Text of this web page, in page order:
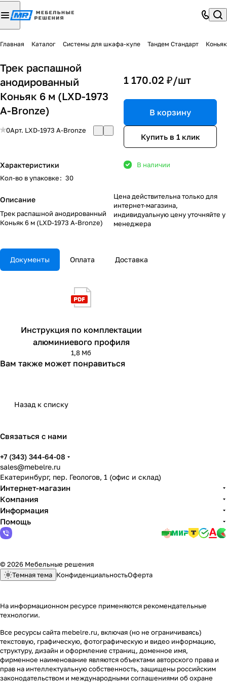
Главная Каталог Системы для шкафа-купе Тандем Стандарт
Трек распашной
анодированный
Коньяк 6 м (LXD-1973
A-Bronze)
0Арт. LXD-1973 A-Bronze
Характеристики
Кол-во в упаковке: 30
Описание
Трек распашной анодированный
Коньяк 6 м (LXD-1973 A-Bronze)
1 170.02 ₽/шт
В корзину
Купить в 1 клик
В наличии
Цена действительна только для
интернет-магазина,
индивидуальную цену уточняйте у
менеджера
Документы Оплата Доставка
Инструкция по комплектации
алюминиевого профиля
1,8 Мб
Вам также может понравиться
Назад к списку
Связаться с нами
+7 (343) 344-64-08
sales@mebelre.ru
Екатеринбург, пер. Геологов, 1 (офис и склад)
Интернет-магазин
Компания
Информация
Помощь
© 2026 Мебельные решения
Темная тема КонфиденциальностьОферта
На информационном ресурсе применяются рекомендательные
технологии.
Все ресурсы сайта mebelre.ru, включая (но не ограничиваясь)
текстовую, графическую, фотографическую и видео информацию,
структуру, дизайн и оформление страниц, доменное имя,
фирменное наименование являются объектами авторского права и
прав на интеллектуальную собственность, защищены российским
законодательством и международными соглашениями об охране